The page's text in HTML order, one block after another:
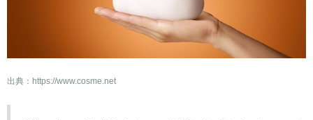
出典： https://www.cosme.net